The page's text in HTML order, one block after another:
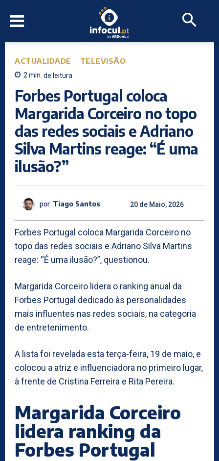
ACTUALIDADE TELEVISÃO
2min. de leitura
Forbes Portugal coloca
Margarida Corceiro no topo
das redes sociais e Adriano
Silva Martins reage: “É uma
ilusão?”
por Tiago Santos 20 de Maio, 2026
Forbes Portugal coloca Margarida Corceiro no
topo das redes sociais e Adriano Silva Martins
reage: “É uma ilusão?”, questionou.
Margarida Corceiro lidera o ranking anual da
Forbes Portugal dedicado às personalidades
mais influentes nas redes sociais, na categoria
de entretenimento.
A lista foi revelada esta terça-feira, 19 de maio, e
colocou a atriz e influenciadora no primeiro lugar,
à frente de Cristina Ferreira e Rita Pereira.
Margarida Corceiro
lidera ranking da
Forbes Portugal